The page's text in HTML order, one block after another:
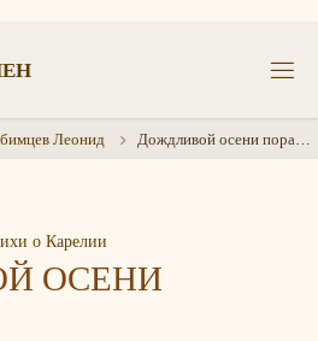
ЕН
Леонид Дождливой осени пора…
о Карелии
ОСЕНИ